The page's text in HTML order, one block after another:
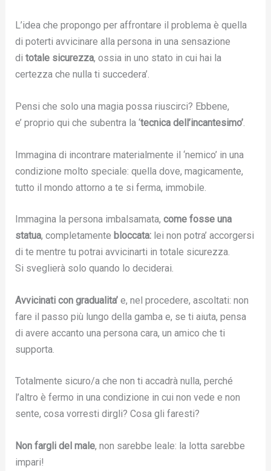
L’idea che propongo per affrontare il problema è quella
di poterti avvicinare alla persona in una sensazione
di totale sicurezza, ossia in uno stato in cui hai la
certezza che nulla ti succedera’.
Pensi che solo una magia possa riuscirci? Ebbene,
e’ proprio qui che subentra la ‘tecnica dell’incantesimo’.
Immagina di incontrare materialmente il ‘nemico’ in una
condizione molto speciale: quella dove, magicamente,
tutto il mondo attorno a te si ferma, immobile.
Immagina la persona imbalsamata, come fosse una
statua, completamente bloccata: lei non potra’ accorgersi
di te mentre tu potrai avvicinarti in totale sicurezza.
Si sveglierà solo quando lo deciderai.
Avvicinati con gradualita’e, nel procedere, ascoltati: non
fare il passo più lungo della gamba e, se ti aiuta, pensa
di avere accanto una persona cara, un amico che ti
supporta.
Totalmente sicuro/a che non ti accadrà nulla, perché
l’altro è fermo in una condizione in cui non vede e non
sente, cosa vorresti dirgli? Cosa gli faresti?
Non fargli del male, non sarebbe leale: la lotta sarebbe
impari!